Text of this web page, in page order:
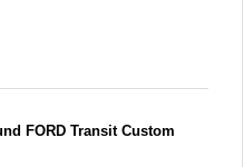
FORD Transit Custom